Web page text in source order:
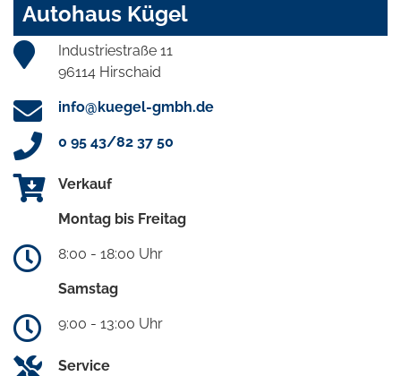
Autohaus Kügel
Industriestraße 11
96114 Hirschaid
info@kuegel-gmbh.de
0 95 43/82 37 50
Verkauf
Montag bis Freitag
8:00 - 18:00 Uhr
Samstag
9:00 - 13:00 Uhr
Service